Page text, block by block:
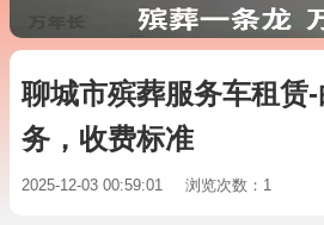
聊城市殡葬服务车租赁
务，收费标准
2025-12-03 00:59:01 浏览次数：1